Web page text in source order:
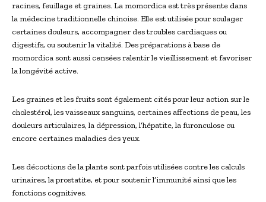
racines, feuillage et graines. La momordica est très présente dans
la médecine traditionnelle chinoise. Elle est utilisée pour soulager
certaines douleurs, accompagner des troubles cardiaques ou
digestifs, ou soutenir la vitalité. Des préparations à base de
momordica sont aussi censées ralentir le vieillissement et favoriser
la longévité active.
Les graines et les fruits sont également cités pour leur action sur le
cholestérol, les vaisseaux sanguins, certaines affections de peau, les
douleurs articulaires, la dépression, l’hépatite, la furonculose ou
encore certaines maladies des yeux.
Les décoctions de la plante sont parfois utilisées contre les calculs
urinaires, la prostatite, et pour soutenir l’immunité ainsi que les
fonctions cognitives.